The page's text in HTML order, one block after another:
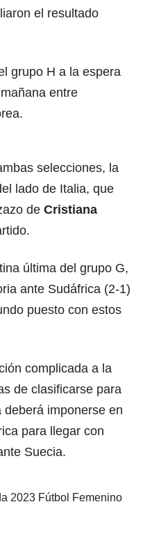
el resultado
grupo H a la espera
entre
selecciones, la
lado de Italia, que
de Cristiana
última del grupo G,
ante Sudáfrica (2-1)
puesto con estos
complicada a la
de clasificarse para
deberá imponerse en
para llegar con
Suecia.
2023 Fútbol Femenino